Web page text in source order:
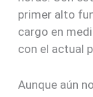
primer alto
cargo en
con el actual
Aunque aún